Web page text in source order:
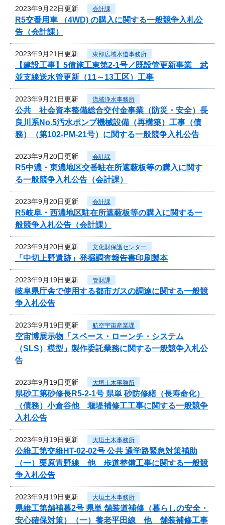
2023年9月22日更新 会計課
R5交番用車 （4WD) の購入に関する一般競争入札公
告（会計課）
2023年9月21日更新 東部広域水道事務所
【建設工事】5債施工東第2-1号／既設管更新事業 武
並支線送水管更新（11～13工区）工事
2023年9月21日更新 流域浄水事務所
公共 社会資本整備総合交付金事業（防災・安全）長
良川系No.5汚水ポンプ機械設備（再構築）工事（債
務）（第102-PM-21号）に関する一般競争入札公告
2023年9月20日更新 会計課
R5中濃・東濃地区交番駐在所遮蔽板等の購入に関す
る一般競争入札公告（会計課）
2023年9月20日更新 会計課
R5岐阜・西濃地区駐在所遮蔽板等の購入に関する一
般競争入札公告（会計課）
2023年9月20日更新 文化財保護センター
「中切上野遺跡」発掘調査報告書印刷製本
2023年9月19日更新 管財課
岐阜県庁舎で使用する都市ガスの調達に関する一般競
争入札公告
2023年9月19日更新 航空宇宙産業課
空宙博展示物「スペース・ローンチ・システム
（SLS）模型」製作委託業務に関する一般競争入札公
告
2023年9月19日更新 大垣土木事務所
県砂工第砂修長R5-2-1号 県単 砂防修繕（長寿命化）
（債務）小倉谷他 堰堤補修工工事に関する一般競争
入札公告
2023年9月19日更新 大垣土木事務所
公維工第交維HT-02-02号 公共 通学路緊急対策補助
（一）栗原青野線 他 歩道整備工事に関する一般競
争入札公告
2023年9月19日更新 大垣土木事務所
県維工第舗補暮2号 県単 舗装道補修（暮らしの安全・
安心確保対策）（一）養老平田線 他 舗装補修工事